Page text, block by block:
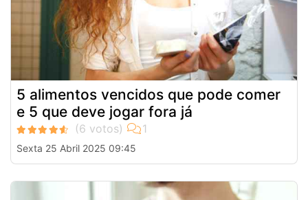
5 alimentos vencidos que pode comer
e 5 que deve jogar fora já
Sexta 25 Abril 2025 09:45